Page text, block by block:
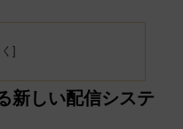
新しい配信システ